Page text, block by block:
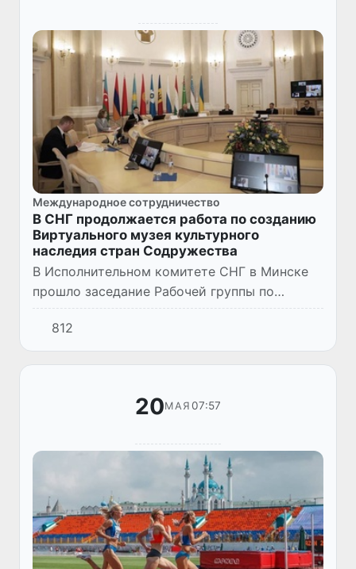
Международное сотрудничество
В СНГ продолжается работа по созданию
Виртуального музея культурного
наследия стран Содружества
В Исполнительном комитете СНГ в Минске
прошло заседание Рабочей группы по
разработке проекта Положения о
Виртуальном музее культурного наследия
государств-участников СНГ. В меропри...
812
20МАЯ 07:57